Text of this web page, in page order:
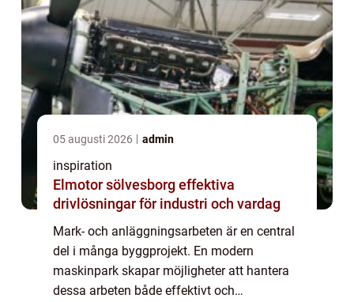
05 augusti 2026 admin
inspiration
Elmotor sölvesborg effektiva
drivlösningar för industri och vardag
Mark- och anläggningsarbeten är en central
del i många byggprojekt. En modern
maskinpark skapar möjligheter att hantera
dessa arbeten både effektivt och